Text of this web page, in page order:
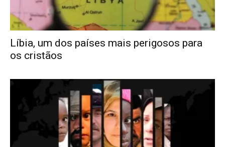
Líbia, um dos países mais perigosos para
os cristãos